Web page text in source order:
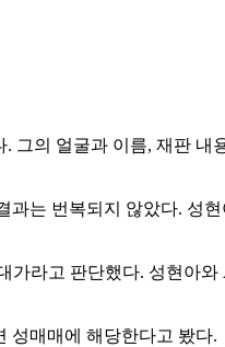
의 얼굴과 이름, 재판 내
는 번복되지 않았다. 성
라고 판단했다. 성현아
성매매에 해당한다고 봤다.